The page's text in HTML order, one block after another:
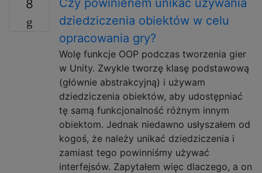
8
dziedziczenia obiektów w celu
opracowania gry?
Wolę funkcje OOP podczas tworzenia gier
w Unity. Zwykle tworzę klasę podstawową
(głównie abstrakcyjną) i używam
dziedziczenia obiektów, aby udostępniać
tę samą funkcjonalność różnym innym
obiektom. Jednak niedawno usłyszałem od
kogoś, że należy unikać dziedziczenia i
zamiast tego powinniśmy używać
interfejsów. Zapytałem więc dlaczego, a on